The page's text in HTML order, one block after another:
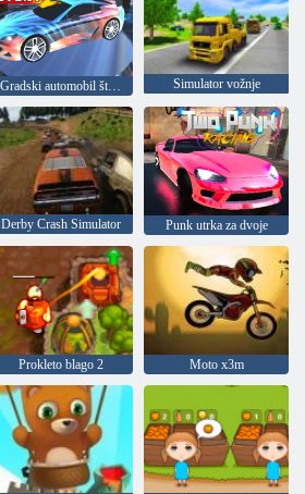
Gradski automobil štos 2 Simulator vožnje
Derby Crash Simulator Punk utrka za dvoje
Prokleto blago 2 Moto x3m